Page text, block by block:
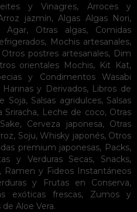
y Vinagres, Arroces y
jazmín, Algas Algas Nori,
Agar, Otras algas, Comidas
, Mochis artesanales,
Otros postres artesanales, Dim
orientales Mochis, Kit Kat,
y Condimentos
Wasabi
Harinas y Derivados, Libros de
Soja, Salsas agridulces, Salsas
Sriracha, Leche de coco, Otras
Sake, Cerveza japonesa, Otras
, Soju, Whisky japonés, Otros
premium japonesas, Packs,
y Verduras Secas, Snacks,
, Ramen y Fideos Instantáneos
y Frutas en Conserva,
exóticas frescas, Zumos y
de Aloe Vera.